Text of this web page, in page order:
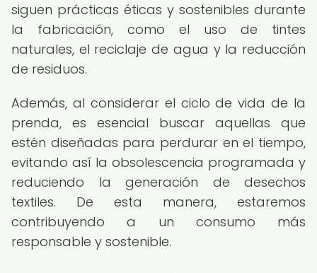
siguen prácticas éticas y sostenibles durante
la fabricación, como el uso de tintes
naturales, el reciclaje de agua y la reducción
de residuos.
Además, al considerar el ciclo de vida de la
prenda, es esencial buscar aquellas que
estén diseñadas para perdurar en el tiempo,
evitando así la obsolescencia programada y
reduciendo la generación de desechos
textiles. De esta manera, estaremos
contribuyendo a un consumo más
responsable y sostenible.